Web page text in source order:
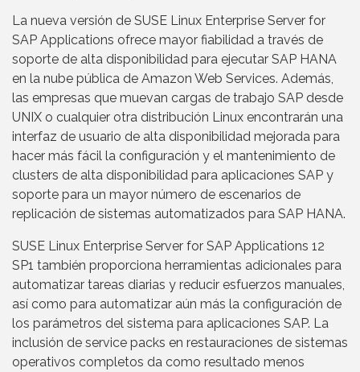
La nueva versión de SUSE Linux Enterprise Server for
SAP Applications ofrece mayor fiabilidad a través de
soporte de alta disponibilidad para ejecutar SAP HANA
en la nube pública de Amazon Web Services. Además,
las empresas que muevan cargas de trabajo SAP desde
UNIX o cualquier otra distribución Linux encontrarán una
interfaz de usuario de alta disponibilidad mejorada para
hacer más fácil la configuración y el mantenimiento de
clusters de alta disponibilidad para aplicaciones SAP y
soporte para un mayor número de escenarios de
replicación de sistemas automatizados para SAP HANA.
SUSE Linux Enterprise Server for SAP Applications 12
SP1 también proporciona herramientas adicionales para
automatizar tareas diarias y reducir esfuerzos manuales,
así como para automatizar aún más la configuración de
los parámetros del sistema para aplicaciones SAP. La
inclusión de service packs en restauraciones de sistemas
operativos completos da como resultado menos